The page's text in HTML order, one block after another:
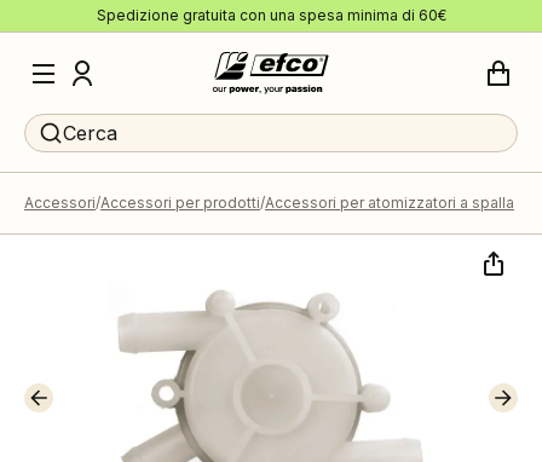
Spedizione gratuita con una spesa minima di 60€
Cerca
Accessori Accessori per prodotti Accessori per atomizzatori a spalla